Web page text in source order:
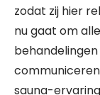
zodat zij hier
nu gaat om
sauna-